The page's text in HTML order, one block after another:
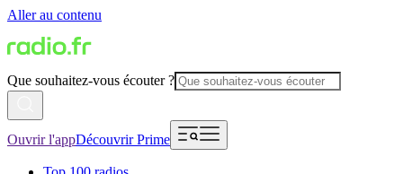
Aller au contenu
Que souhaitez-vous écouter ?
Ouvrir l'appDécouvrir Prime